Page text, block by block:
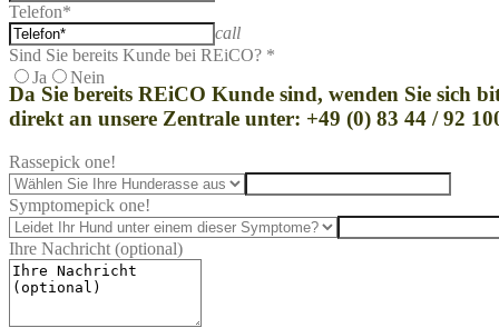
Telefon*
call
Sind Sie bereits Kunde bei REiCO? *
Ja
Nein
Da Sie bereits REiCO Kunde sind, wenden Sie sich
direkt an unsere Zentrale unter: +49 (0) 83 44 / 92
Rassepick one!
Symptomepick one!
Ihre Nachricht (optional)